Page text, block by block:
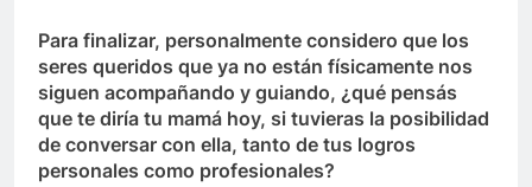
Para finalizar, personalmente considero que los
seres queridos que ya no están físicamente nos
siguen acompañando y guiando, ¿qué pensás
que te diría tu mamá hoy, si tuvieras la posibilidad
de conversar con ella, tanto de tus logros
personales como profesionales?